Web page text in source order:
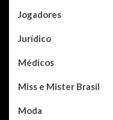
Jogadores
Jurídico
Médicos
Miss e Mister Brasil
Moda